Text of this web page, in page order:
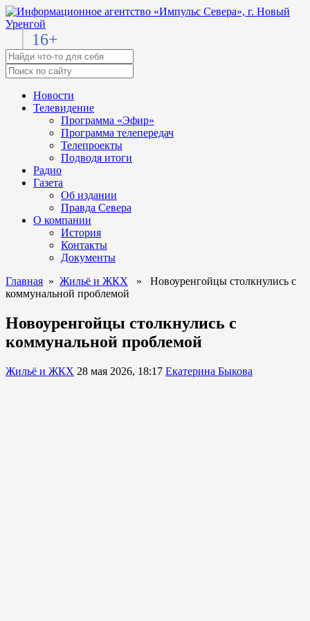
16+
Новости
Телевидение
Программа «Эфир»
Программа телепередач
Телепроекты
Подводя итоги
Радио
Газета
Об издании
Правда Севера
О компании
История
Контакты
Документы
Главная » Жильё и ЖКХ » Новоуренгойцы столкнулись с
коммунальной проблемой
Новоуренгойцы столкнулись с
коммунальной проблемой
Жильё и ЖКХ 28 мая 2026, 18:17 Екатерина Быкова